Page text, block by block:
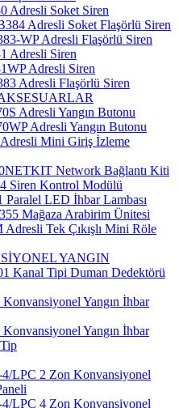
Adresli Soket Siren
Adresli Soket Flaşörlü Siren
WP Adresli Flaşörlü Siren
Adresli Siren
Adresli Siren
Adresli Flaşörlü Siren
Adresli Yangın Butonu
Adresli Yangın Butonu
Mini Giriş İzleme
Network Bağlantı Kiti
Siren Kontrol Modülü
Paralel LED İhbar Lambası
Mağaza Arabirim Ünitesi
Tek Çıkışlı Mini Röle
YANGIN
Kanal Tipi Duman Dedektörü
Yangın İhbar
Yangın İhbar
LPC 2 Zon Konvansiyonel
LPC 4 Zon Konvansiyonel